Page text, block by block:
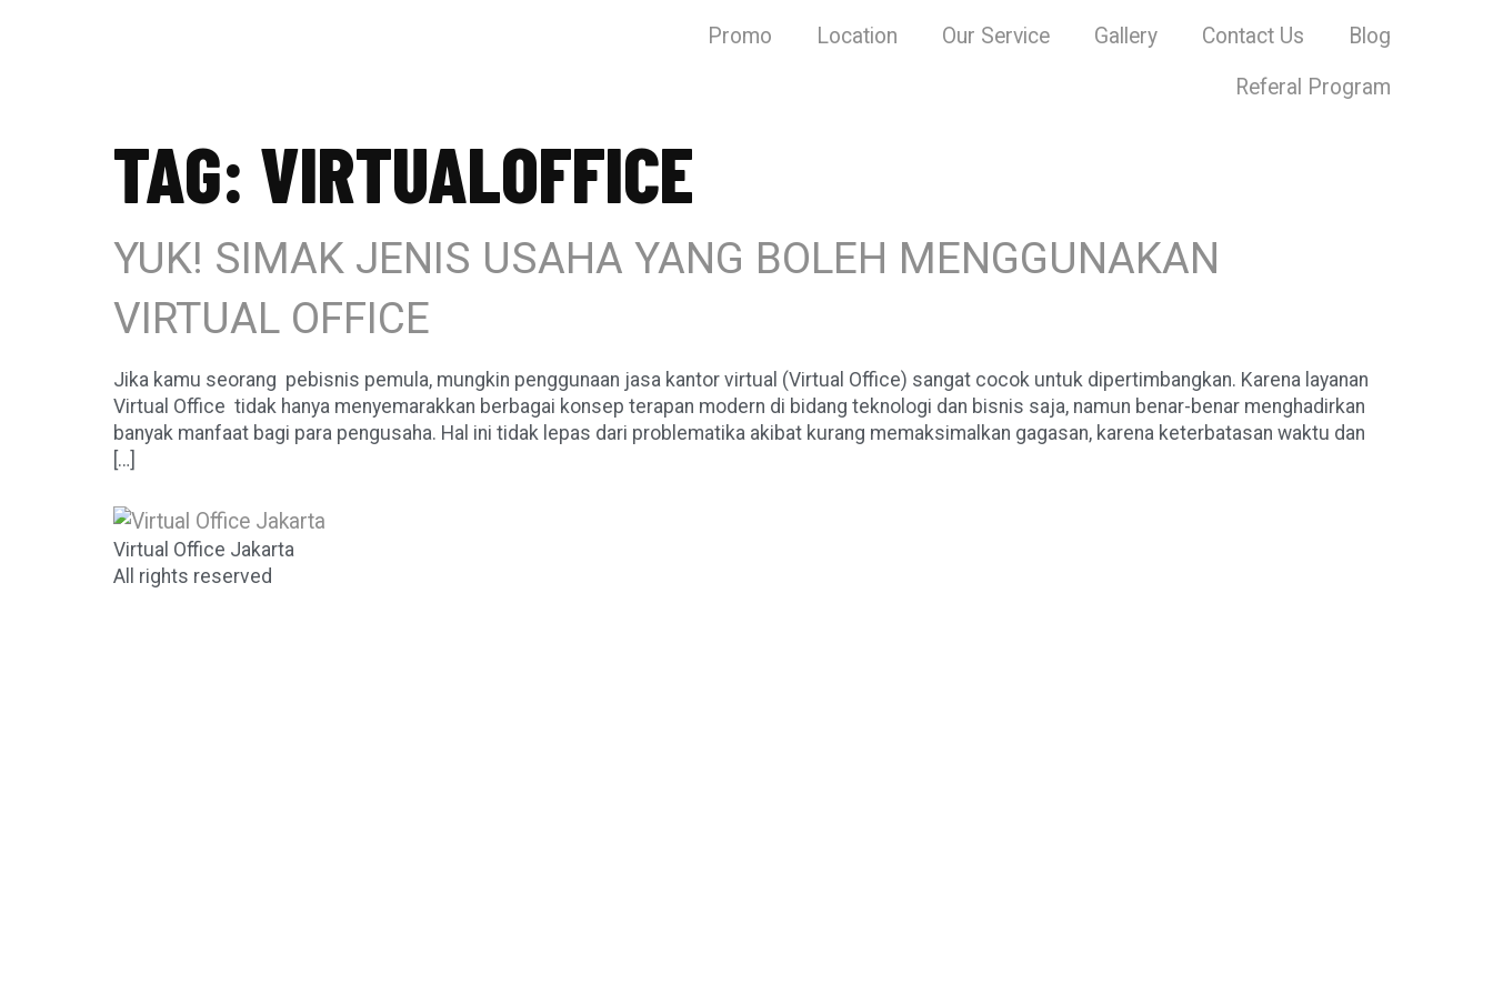
Promo Location Our Service Gallery Contact Us
Blog
Referal Program
TAG: VIRTUALOFFICE
YUK! SIMAK JENIS USAHA YANG BOLEH MENGGUNAKAN
VIRTUAL OFFICE
Jika kamu seorang pebisnis pemula, mungkin penggunaan jasa kantor virtual (Virtual Office) sangat cocok untuk dipertimbangkan. Karena layanan
Virtual Office tidak hanya menyemarakkan berbagai konsep terapan modern di bidang teknologi dan bisnis saja, namun benar-benar menghadirkan
banyak manfaat bagi para pengusaha. Hal ini tidak lepas dari problematika akibat kurang memaksimalkan gagasan, karena keterbatasan waktu dan
[…]
Virtual Office Jakarta
All rights reserved